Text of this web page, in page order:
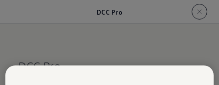
DCC Pro
DCC Pro